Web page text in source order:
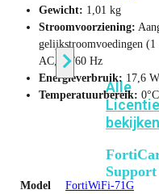
Licentie
Alle
bekijken
Support
Gewicht: 1,01 kg
Stroomvoorziening:
gelijkstroomvoedingen
AC, 50/60 Hz
Energieverbruik: 17,6
Temperatuurbereik:
Model FortiWiFi-71G